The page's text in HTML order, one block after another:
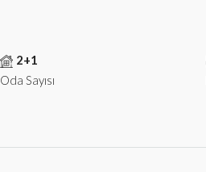
2+1
Oda Sayısı